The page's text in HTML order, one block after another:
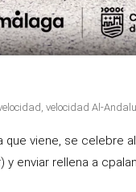
velocidad Al-
que viene, se celebre
enviar rellena a